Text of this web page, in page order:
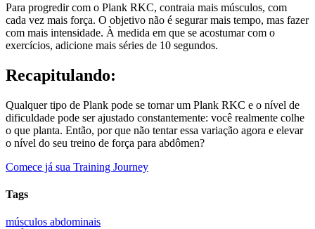
Para progredir com o Plank RKC, contraia mais músculos, com
cada vez mais força. O objetivo não é segurar mais tempo, mas fazer
com mais intensidade. À medida em que se acostumar com o
exercícios, adicione mais séries de 10 segundos.
Recapitulando:
Qualquer tipo de Plank pode se tornar um Plank RKC e o nível de
dificuldade pode ser ajustado constantemente: você realmente colhe
o que planta. Então, por que não tentar essa variação agora e elevar
o nível do seu treino de força para abdômen?
Comece já sua Training Journey
Tags
músculos abdominais